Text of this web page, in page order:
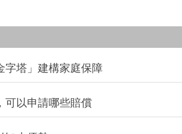
字塔」建構家庭保障
可以申請哪些賠償